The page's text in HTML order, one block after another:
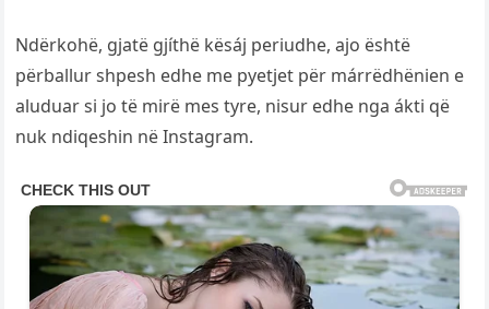
Ndërkohë, gjatë gjíthë kësáj periudhe, ajo është
përballur shpesh edhe me pyetjet për márrëdhënien e
aluduar si jo të mirë mes tyre, nisur edhe nga ákti që
nuk ndiqeshin në Instagram.